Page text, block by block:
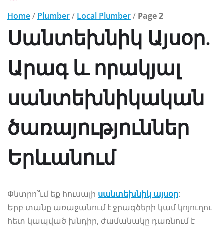
Home/ Plumber/ Local Plumber/ Page 2
Սանտեխնիկ Այսօր.
Արագ և որակյալ
սանտեխնիկական
ծառայություններ
Երևանում
Փնտրո՞ւմ եք հուսալի սանտեխնիկ այսօր:
Երբ տանը առաջանում է ջրագծերի կամ կոյուղու
հետ կապված խնդիր, ժամանակը դառնում է